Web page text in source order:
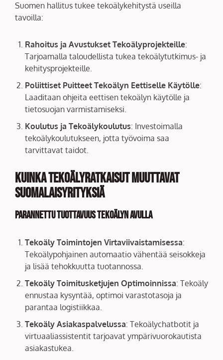
Suomen hallitus tukee tekoälykehitystä useilla
tavoilla:
Rahoitus ja Avustukset Tekoälyprojekteille:
Tarjoamalla taloudellista tukea tekoälytutkimus- ja
kehitysprojekteille.
Poliittiset Puitteet Tekoälyn Eettiselle Käytölle:
Laaditaan ohjeita eettisen tekoälyn käytölle ja
tietosuojan varmistamiseksi.
Koulutus ja Tekoälykoulutus: Investoimalla
tekoälykoulutukseen, jotta työvoima saa
tarvittavat taidot.
Kuinka Tekoälyratkaisut Muuttavat
Suomalaisyrityksiä
Parannettu Tuottavuus Tekoälyn Avulla
Tekoäly Toimintojen Virtaviivaistamisessa:
Tekoälypohjainen automaatio vähentää seisokkeja
ja lisää tehokkuutta tuotannossa.
Tekoäly Toimitusketjujen Optimoinnissa: Tekoäly
ennustaa kysyntää, optimoi varastotasoja ja
parantaa logistiikkaa.
Tekoäly Asiakaspalvelussa: Tekoälychatbotit ja
virtuaaliassistentit tarjoavat ympärivuorokautista
asiakastukea.